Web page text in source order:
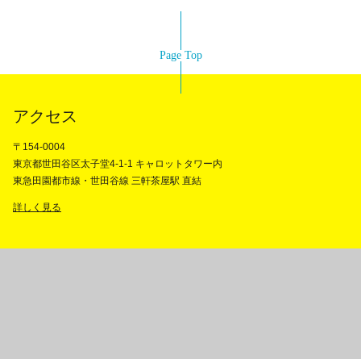
Page Top
アクセス
〒154-0004
東京都世田谷区太子堂4-1-1 キャロットタワー内
東急田園都市線・世田谷線 三軒茶屋駅 直結
詳しく見る